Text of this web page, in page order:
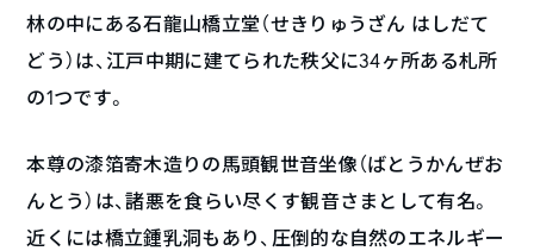
林の中にある石龍山橋立堂（せきりゅうざん はしだて
どう）は、江戸中期に建てられた秩父に34ヶ所ある札所
の1つです。
本尊の漆箔寄木造りの馬頭観世音坐像（ばとうかんぜお
んとう）は、諸悪を食らい尽くす観音さまとして有名。
近くには橋立鍾乳洞もあり、圧倒的な自然のエネルギー